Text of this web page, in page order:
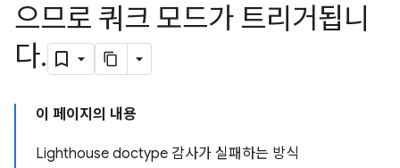
으므로 쿼크 모드가 트리거됩니
다.
이 페이지의 내용
Lighthouse doctype 감사가 실패하는 방식